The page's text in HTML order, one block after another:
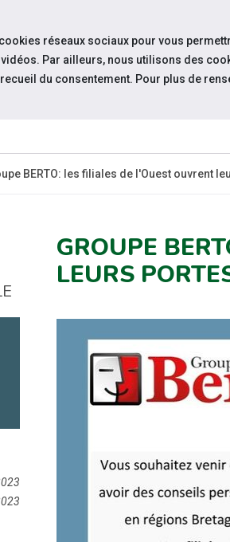
BERTO: les filiales de l'Ouest ouvrent
GROUPE
LEURS
réseaux sociaux pour vous
Par ailleurs, nous utilisons des
du consentement. Pour plus de